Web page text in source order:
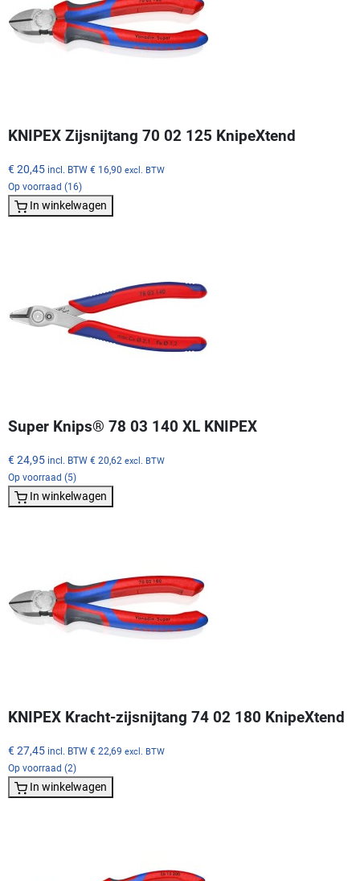
KNIPEX Zijsnijtang 70 02 125 KnipeXtend
€ 20,45 incl. BTW € 16,90 excl. BTW
Op voorraad (16)
In winkelwagen
Super Knips® 78 03 140 XL KNIPEX
€ 24,95 incl. BTW € 20,62 excl. BTW
Op voorraad (5)
In winkelwagen
KNIPEX Kracht-zijsnijtang 74 02 180 KnipeXtend
€ 27,45 incl. BTW € 22,69 excl. BTW
Op voorraad (2)
In winkelwagen